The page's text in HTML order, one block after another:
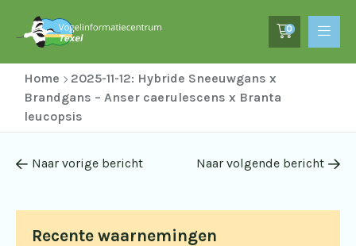
0
Home
2025-11-12: Hybride Sneeuwgans x
Brandgans – Anser caerulescens x Branta
leucopsis
Recente waarnemingen
Naar vorige bericht Naar volgende bericht